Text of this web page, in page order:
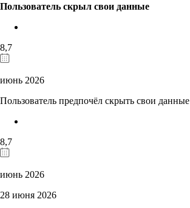
Пользователь скрыл свои данные
8,7
июнь 2026
Пользователь предпочёл скрыть свои данные
8,7
июнь 2026
28 июня 2026